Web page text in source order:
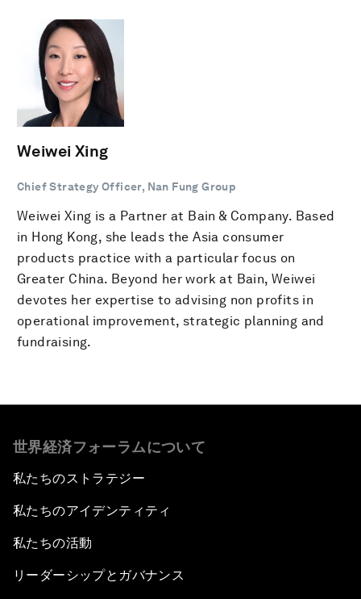
Weiwei Xing
Chief Strategy Officer, Nan Fung Group
Weiwei Xing is a Partner at Bain & Company. Based
in Hong Kong, she leads the Asia consumer
products practice with a particular focus on
Greater China. Beyond her work at Bain, Weiwei
devotes her expertise to advising non profits in
operational improvement, strategic planning and
fundraising.
世界経済フォーラムについて
私たちのストラテジー
私たちのアイデンティティ
私たちの活動
リーダーシップとガバナンス